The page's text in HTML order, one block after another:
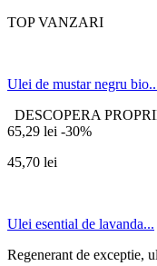
TOP VANZARI
Ulei de mustar negru
DESCOPERA
65,29 lei -30%
45,70 lei
Ulei esential de lavanda...
Regenerant de exceptie,